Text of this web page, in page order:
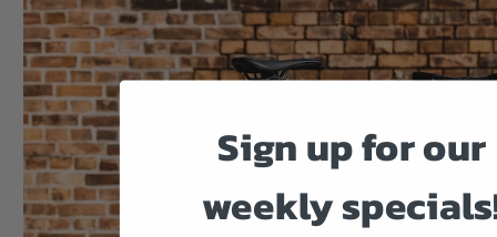
Sign up for our
weekly